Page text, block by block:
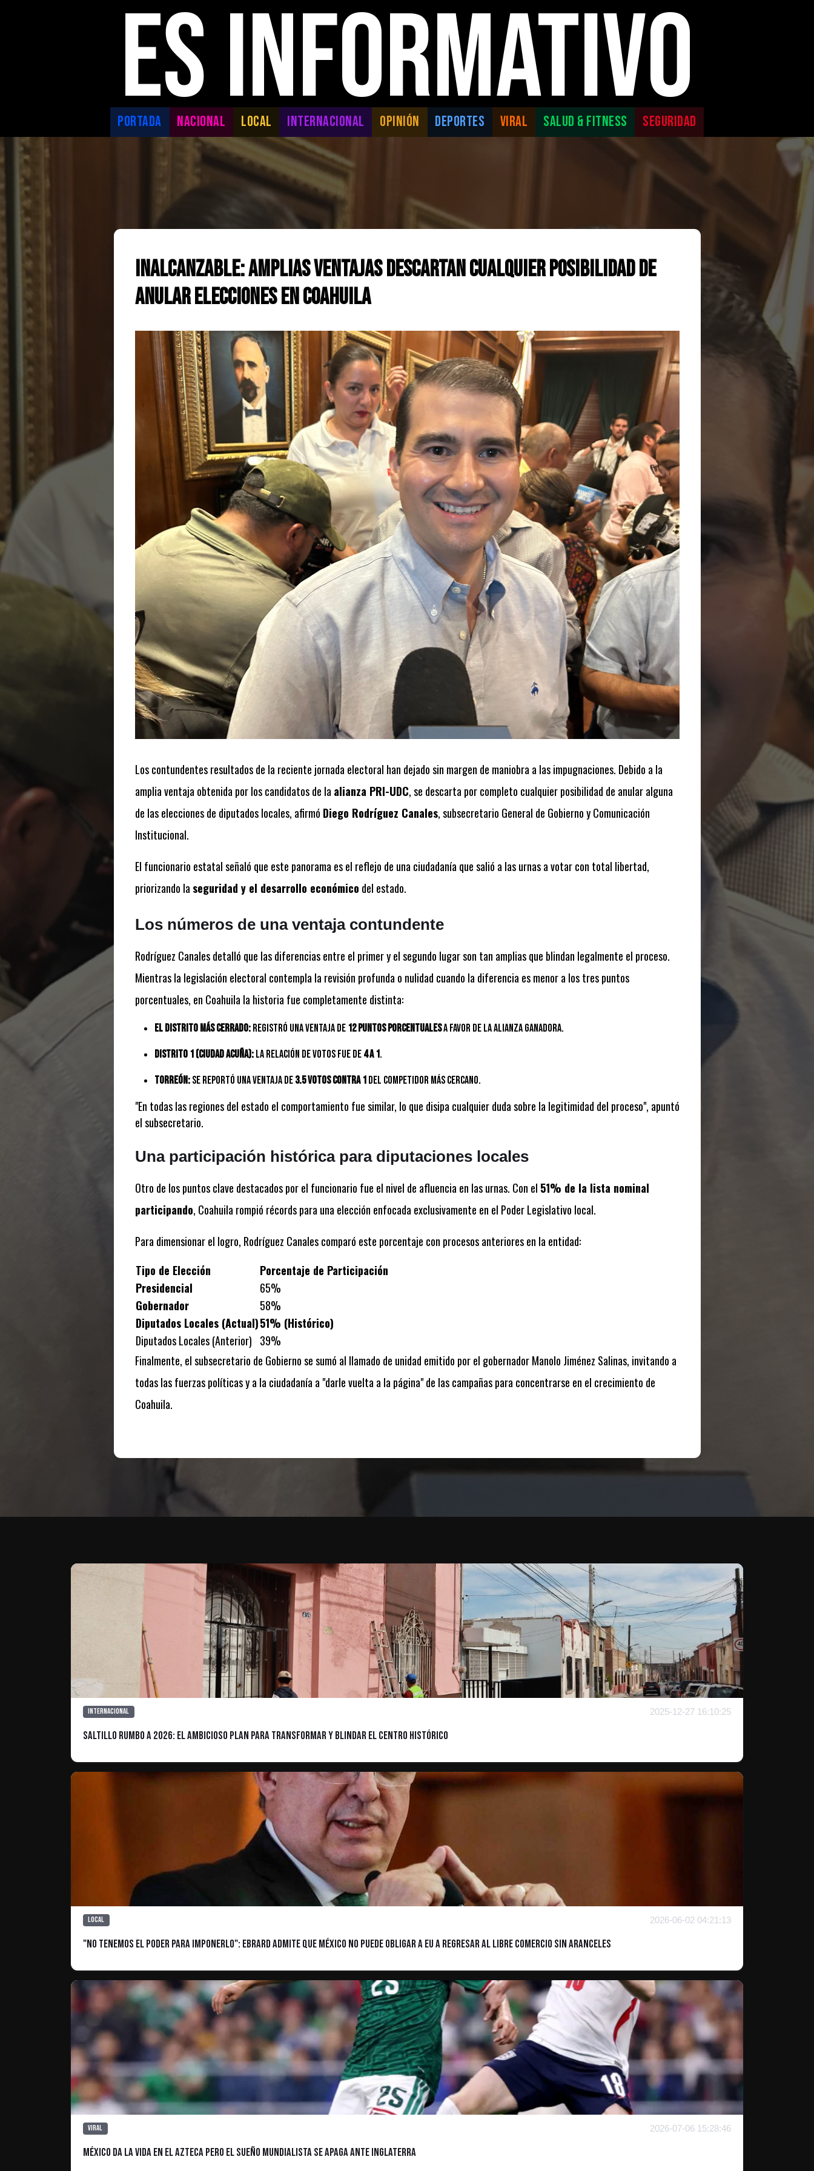
ES INFORMATIVO
PORTADA NACIONAL LOCAL INTERNACIONAL OPINIÓN DEPORTES VIRAL SALUD & FITNESS SEGURIDAD
Inalcanzable: Amplias ventajas descartan cualquier posibilidad de
anular elecciones en Coahuila
Los contundentes resultados de la reciente jornada electoral han dejado sin margen de maniobra a las impugnaciones. Debido a la
amplia ventaja obtenida por los candidatos de la alianza PRI-UDC, se descarta por completo cualquier posibilidad de anular alguna
de las elecciones de diputados locales, afirmó Diego Rodríguez Canales, subsecretario General de Gobierno y Comunicación
Institucional.
El funcionario estatal señaló que este panorama es el reflejo de una ciudadanía que salió a las urnas a votar con total libertad,
priorizando la seguridad y el desarrollo económico del estado.
Los números de una ventaja contundente
Rodríguez Canales detalló que las diferencias entre el primer y el segundo lugar son tan amplias que blindan legalmente el proceso.
Mientras la legislación electoral contempla la revisión profunda o nulidad cuando la diferencia es menor a los tres puntos
porcentuales, en Coahuila la historia fue completamente distinta:
El distrito más cerrado:Registró una ventaja de 12 puntos porcentualesa favor de la alianza ganadora.
Distrito 1 (Ciudad Acuña):La relación de votos fue de4 a 1.
Torreón:Se reportó una ventaja de3.5 votos contra 1 del competidor más cercano.
"En todas las regiones del estado el comportamiento fue similar, lo que disipa cualquier duda sobre la legitimidad del proceso", apuntó
el subsecretario.
Una participación histórica para diputaciones locales
Otro de los puntos clave destacados por el funcionario fue el nivel de afluencia en las urnas. Con el 51% de la lista nominal
participando, Coahuila rompió récords para una elección enfocada exclusivamente en el Poder Legislativo local.
Para dimensionar el logro, Rodríguez Canales comparó este porcentaje con procesos anteriores en la entidad:
Tipo de Elección
Porcentaje de Participación
Presidencial
65%
Gobernador
58%
Diputados Locales (Actual)51% (Histórico)
Diputados Locales (Anterior) 39%
Finalmente, el subsecretario de Gobierno se sumó al llamado de unidad emitido por el gobernador Manolo Jiménez Salinas, invitando a
todas las fuerzas políticas y a la ciudadanía a "darle vuelta a la página" de las campañas para concentrarse en el crecimiento de
Coahuila.
Te puede interesar
Internacional 2025-12-27 16:10:25
Saltillo rumbo a 2026: El ambicioso plan para transformar y blindar el Centro Histórico
Local 2026-06-02 04:21:13
"No tenemos el poder para imponerlo": Ebrard admite que México no puede obligar a EU a regresar al libre comercio sin aranceles
Viral 2026-07-06 15:28:46
México da la vida en el Azteca pero el sueño mundialista se apaga ante Inglaterra